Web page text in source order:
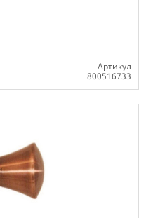
Артикул
800516733